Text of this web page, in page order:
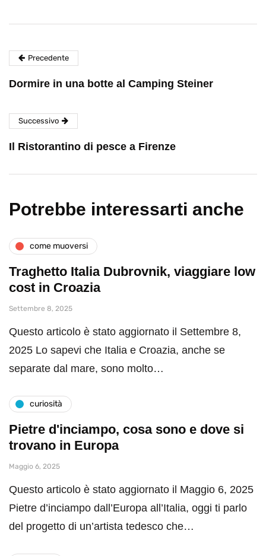
Precedente
Dormire in una botte al Camping Steiner
Successivo
Il Ristorantino di pesce a Firenze
Potrebbe interessarti anche
come muoversi
Traghetto Italia Dubrovnik, viaggiare low
cost in Croazia
Settembre 8, 2025
Questo articolo è stato aggiornato il Settembre 8,
2025 Lo sapevi che Italia e Croazia, anche se
separate dal mare, sono molto…
curiosità
Pietre d'inciampo, cosa sono e dove si
trovano in Europa
Maggio 6, 2025
Questo articolo è stato aggiornato il Maggio 6, 2025
Pietre d’inciampo dall’Europa all’Italia, oggi ti parlo
del progetto di un’artista tedesco che…